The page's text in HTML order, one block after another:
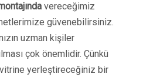
vereceğimiz
güvenebilirsiniz.
uzman kişiler
çok önemlidir. Çünkü
vitrine yerleştireceğiniz bir